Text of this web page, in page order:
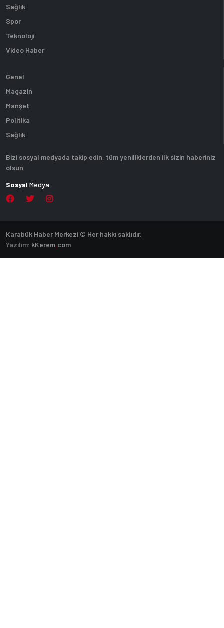
Sağlık
Spor
Teknoloji
Video Haber
Genel
Magazin
Manşet
Politika
Sağlık
Bizi sosyal medyada takip edin, tüm yeniliklerden ilk sizin haberiniz
olsun
Sosyal Medya
Karabük Haber Merkezi © Her hakkı saklıdır.
Yazılım: kKerem.com